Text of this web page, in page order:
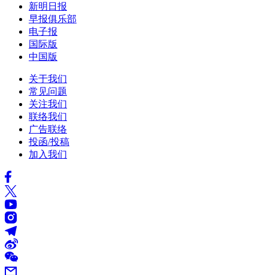
新明日报
早报俱乐部
电子报
国际版
中国版
关于我们
常见问题
关注我们
联络我们
广告联络
投函/投稿
加入我们